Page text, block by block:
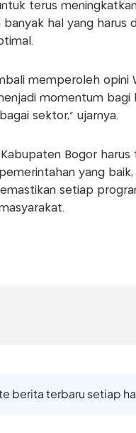
terus
hal yang harus
memperoleh opini
momentum bagi
sektor," ujarnya.
Bogor harus
yang baik,
setiap
berita terbaru setiap